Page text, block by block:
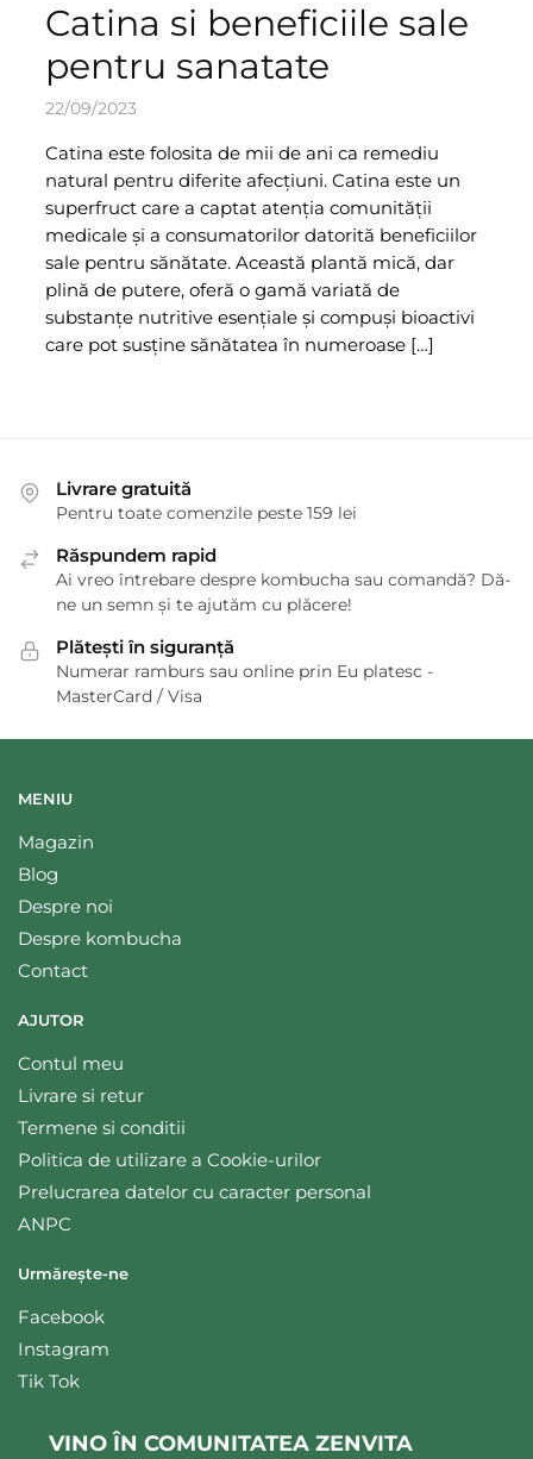
Catina si beneficiile sale
pentru sanatate
22/09/2023
Catina este folosita de mii de ani ca remediu
natural pentru diferite afecțiuni. Catina este un
superfruct care a captat atenția comunității
medicale și a consumatorilor datorită beneficiilor
sale pentru sănătate. Această plantă mică, dar
plină de putere, oferă o gamă variată de
substanțe nutritive esențiale și compuși bioactivi
care pot susține sănătatea în numeroase […]
Livrare gratuită
Pentru toate comenzile peste 159 lei
Răspundem rapid
Ai vreo întrebare despre kombucha sau comandă? Dă-
ne un semn și te ajutăm cu plăcere!
Plătești în siguranță
Numerar ramburs sau online prin Eu platesc -
MasterCard / Visa
MENIU
Magazin
Blog
Despre noi
Despre kombucha
Contact
AJUTOR
Contul meu
Livrare si retur
Termene si conditii
Politica de utilizare a Cookie-urilor
Prelucrarea datelor cu caracter personal
ANPC
Urmărește-ne
Facebook
Instagram
Tik Tok
VINO ÎN COMUNITATEA ZENVITA